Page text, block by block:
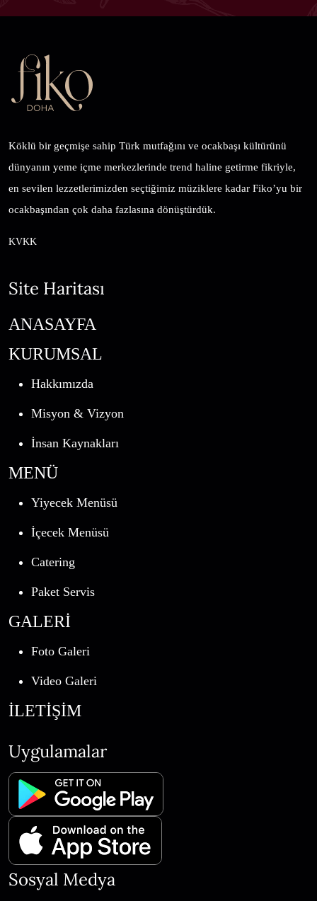
Köklü bir geçmişe sahip Türk mutfağını ve ocakbaşı kültürünü
dünyanın yeme içme merkezlerinde trend haline getirme fikriyle,
en sevilen lezzetlerimizden seçtiğimiz müziklere kadar Fiko’yu bir
ocakbaşından çok daha fazlasına dönüştürdük.
KVKK
Site Haritası
ANASAYFA
KURUMSAL
Hakkımızda
Misyon & Vizyon
İnsan Kaynakları
MENÜ
Yiyecek Menüsü
İçecek Menüsü
Catering
Paket Servis
GALERİ
Foto Galeri
Video Galeri
İLETİŞİM
Uygulamalar
Sosyal Medya